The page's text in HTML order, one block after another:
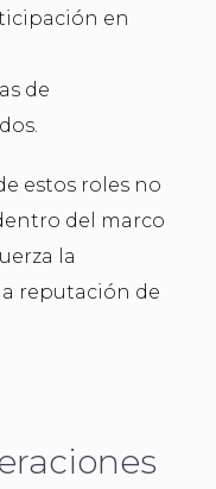
en
de
estos roles no
del marco
la
reputación de